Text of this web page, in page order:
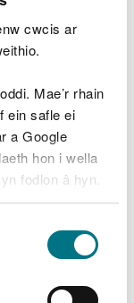
cwcis ar
Mae’r rhain
ein safle ei
a Google
hon i wella
fodlon â hyn.
dewis.
ddewis.
Rheoli'r
Santes
Ann i'r
Lloegr a
22 – y
cynllun
pob cyfnod